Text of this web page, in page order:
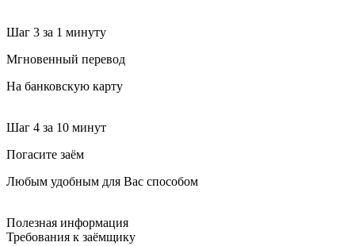
Шаг 3 за 1 минуту
Мгновенный перевод
На банковскую карту
Шаг 4 за 10 минут
Погасите заём
Любым удобным для Вас способом
Полезная информация
Требования к заёмщику